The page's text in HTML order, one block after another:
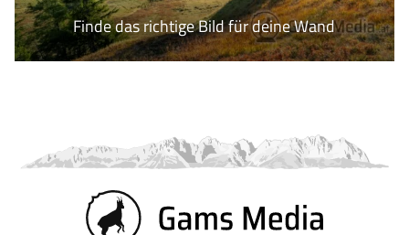
Finde das richtige Bild für deine Wand